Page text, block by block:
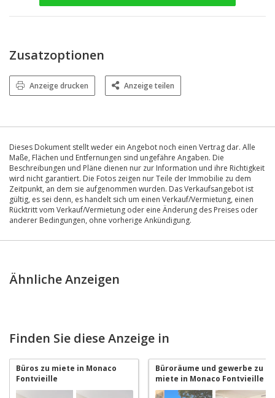
Zusatzoptionen
Anzeige drucken Anzeige teilen
Dieses Dokument stellt weder ein Angebot noch einen Vertrag dar. Alle
Maße, Flächen und Entfernungen sind ungefähre Angaben. Die
Beschreibungen und Pläne dienen nur zur Information und ihre Richtigkeit
wird nicht garantiert. Die Fotos zeigen nur Teile der Immobilie zu dem
Zeitpunkt, an dem sie aufgenommen wurden. Das Verkaufsangebot ist
gültig, es sei denn, es handelt sich um einen Verkauf/Vermietung, einen
Rücktritt vom Verkauf/Vermietung oder eine Änderung des Preises oder
anderer Bedingungen, ohne vorherige Ankündigung.
Ähnliche Anzeigen
Finden Sie diese Anzeige in
Büros zu miete in Monaco
Fontvieille
Büroräume und gewerbe zu
miete in Monaco Fontvieille